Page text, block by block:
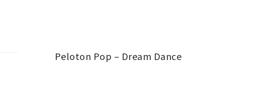
Peloton Pop – Dream Dance